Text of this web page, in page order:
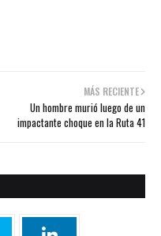
MÁS RECIENTE
Un hombre murió luego de un
impactante choque en la Ruta 41